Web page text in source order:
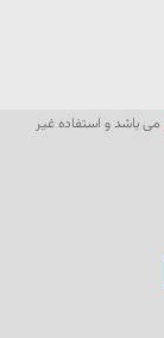
می باشد و استفاده غیر